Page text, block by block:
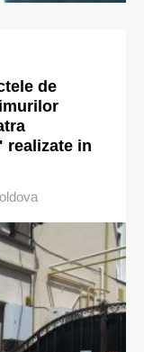
de
realizate in